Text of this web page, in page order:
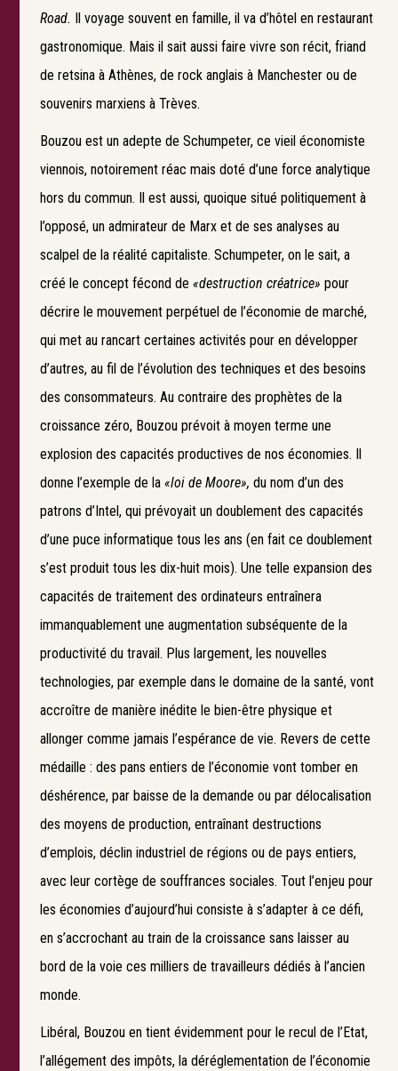
Road. Il voyage souvent en famille, il va d’hôtel en restaurant
gastronomique. Mais il sait aussi faire vivre son récit, friand
de retsina à Athènes, de rock anglais à Manchester ou de
souvenirs marxiens à Trèves.
Bouzou est un adepte de Schumpeter, ce vieil économiste
viennois, notoirement réac mais doté d’une force analytique
hors du commun. Il est aussi, quoique situé politiquement à
l’opposé, un admirateur de Marx et de ses analyses au
scalpel de la réalité capitaliste. Schumpeter, on le sait, a
créé le concept fécond de «destruction créatrice» pour
décrire le mouvement perpétuel de l’économie de marché,
qui met au rancart certaines activités pour en développer
d’autres, au fil de l’évolution des techniques et des besoins
des consommateurs. Au contraire des prophètes de la
croissance zéro, Bouzou prévoit à moyen terme une
explosion des capacités productives de nos économies. Il
donne l’exemple de la «loi de Moore», du nom d’un des
patrons d’Intel, qui prévoyait un doublement des capacités
d’une puce informatique tous les ans (en fait ce doublement
s’est produit tous les dix-huit mois). Une telle expansion des
capacités de traitement des ordinateurs entraînera
immanquablement une augmentation subséquente de la
productivité du travail. Plus largement, les nouvelles
technologies, par exemple dans le domaine de la santé, vont
accroître de manière inédite le bien-être physique et
allonger comme jamais l’espérance de vie. Revers de cette
médaille : des pans entiers de l’économie vont tomber en
déshérence, par baisse de la demande ou par délocalisation
des moyens de production, entraînant destructions
d’emplois, déclin industriel de régions ou de pays entiers,
avec leur cortège de souffrances sociales. Tout l’enjeu pour
les économies d’aujourd’hui consiste à s’adapter à ce défi,
en s’accrochant au train de la croissance sans laisser au
bord de la voie ces milliers de travailleurs dédiés à l’ancien
monde.
Libéral, Bouzou en tient évidemment pour le recul de l’Etat,
l’allégement des impôts, la déréglementation de l’économie